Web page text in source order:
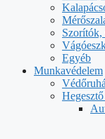
Szorítók,
Egyéb
Munkavédelem